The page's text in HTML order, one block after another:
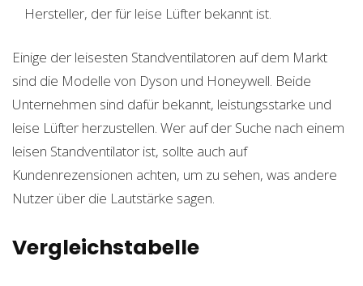
Hersteller, der für leise Lüfter bekannt ist.
Einige der leisesten Standventilatoren auf dem Markt
sind die Modelle von Dyson und Honeywell. Beide
Unternehmen sind dafür bekannt, leistungsstarke und
leise Lüfter herzustellen. Wer auf der Suche nach einem
leisen Standventilator ist, sollte auch auf
Kundenrezensionen achten, um zu sehen, was andere
Nutzer über die Lautstärke sagen.
Vergleichstabelle